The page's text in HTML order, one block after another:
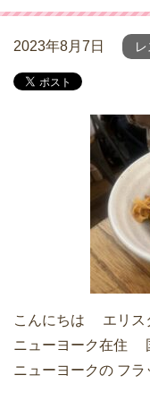
2023年8月7日
こんにちは エリス
ニューヨーク在住
ニューヨークの フラ